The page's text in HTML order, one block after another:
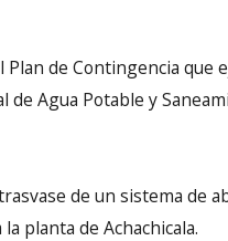
Plan de Contingencia que
de Agua Potable y
de un sistema de
planta de Achachicala.